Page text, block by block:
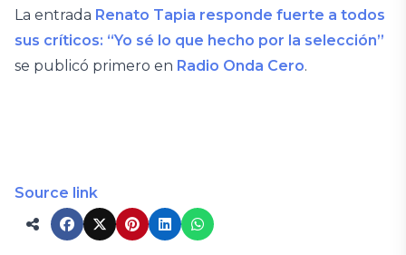
La entrada Renato Tapia responde fuerte a todos
sus críticos: “Yo sé lo que hecho por la selección”
se publicó primero en Radio Onda Cero.
Source link